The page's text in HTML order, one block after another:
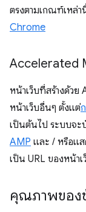
ตรงตามเกณฑ์เหล่า
Chrome
Accelerated
หน้าเว็บที่สร้างด้วย
หน้าเว็บอื่นๆ ตั้งแต่
เป็นต้นไป ระบบจะ
AMP และ / หรือแ
เป็น URL ของหน้า
คุณภาพของ